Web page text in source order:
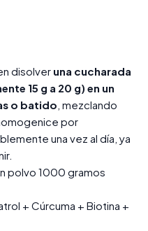
disolver una cucharada
15 g a 20 g) en un
o batido , mezclando
por
una vez al día, ya
polvo 1000 gramos
+ Cúrcuma + Biotina +